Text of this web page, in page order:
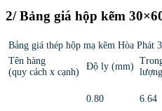
2/ Bảng giá hộp kẽm
Bảng giá thép hộp mạ kẽm Hòa Phát
Tên hàng
(quy cách x cạnh)
Độ ly (mm)
lượng
0.80 6.64